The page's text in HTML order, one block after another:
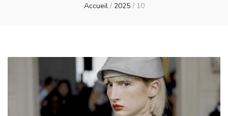
Accueil / 2025 / 10